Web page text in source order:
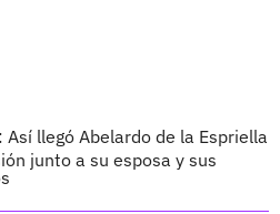
Así llegó Abelardo de la Espriella
junto a su esposa y sus